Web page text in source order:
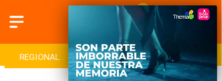
INTERNACIONAL DEPORTES CULTURA